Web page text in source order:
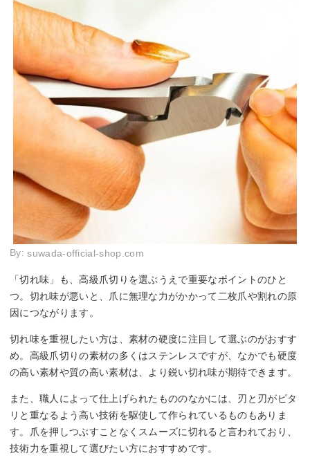
By: suwada-official-shop.com
「切れ味」も、高級爪切りを選ぶうえで重要なポイントのひと
つ。切れ味が悪いと、爪に無理な力がかかって二枚爪や割れの原
因につながります。
切れ味を重視したい方は、素材の硬度に注目して選ぶのがおすす
め。高級爪切りの素材の多くはステンレスですが、なかでも硬度
の高い素材や質の高い素材は、より鋭い切れ味が期待できます。
また、職人によって仕上げられたもののなかには、刃と刃がピタ
リと重なるよう高い技術を駆使して作られているものもありま
す。爪を押しつぶすことなくスムーズに切れると言われており、
技術力を重視して選びたい方におすすめです。